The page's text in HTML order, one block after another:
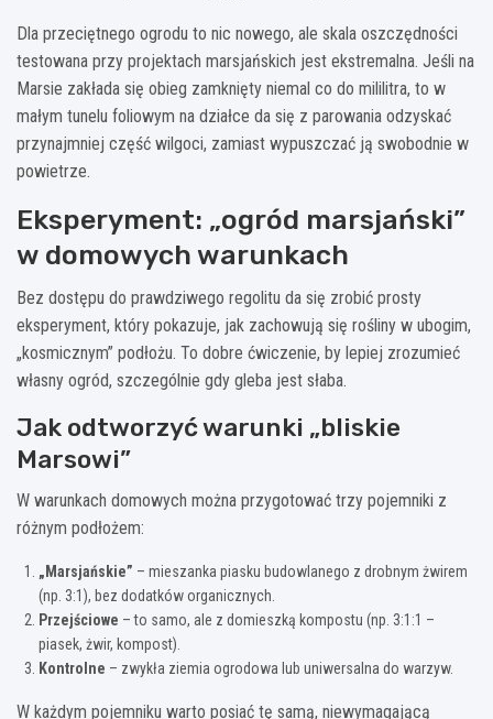
Dla przeciętnego ogrodu to nic nowego, ale skala oszczędności
testowana przy projektach marsjańskich jest ekstremalna. Jeśli na
Marsie zakłada się obieg zamknięty niemal co do mililitra, to w
małym tunelu foliowym na działce da się z parowania odzyskać
przynajmniej część wilgoci, zamiast wypuszczać ją swobodnie w
powietrze.
Eksperyment: „ogród marsjański”
w domowych warunkach
Bez dostępu do prawdziwego regolitu da się zrobić prosty
eksperyment, który pokazuje, jak zachowują się rośliny w ubogim,
„kosmicznym” podłożu. To dobre ćwiczenie, by lepiej zrozumieć
własny ogród, szczególnie gdy gleba jest słaba.
Jak odtworzyć warunki „bliskie
Marsowi”
W warunkach domowych można przygotować trzy pojemniki z
różnym podłożem:
„Marsjańskie” – mieszanka piasku budowlanego z drobnym żwirem
(np. 3:1), bez dodatków organicznych.
Przejściowe – to samo, ale z domieszką kompostu (np. 3:1:1 –
piasek, żwir, kompost).
Kontrolne – zwykła ziemia ogrodowa lub uniwersalna do warzyw.
W każdym pojemniku warto posiać tę samą, niewymagającą